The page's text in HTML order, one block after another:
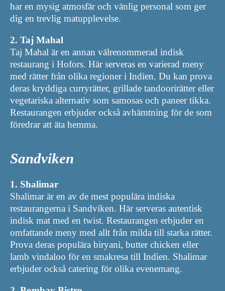
har en mysig atmosfär och vänlig personal som ger
dig en trevlig matupplevelse.
2. Taj Mahal
Taj Mahal är en annan välrenommerad indisk
restaurang i Hofors. Här serveras en varierad meny
med rätter från olika regioner i Indien. Du kan prova
deras kryddiga curryrätter, grillade tandoorirätter eller
vegetariska alternativ som samosas och paneer tikka.
Restaurangen erbjuder också avhämtning för de som
föredrar att äta hemma.
Sandviken
1. Shalimar
Shalimar är en av de mest populära indiska
restaurangerna i Sandviken. Här serveras autentisk
indisk mat med en twist. Restaurangen erbjuder en
omfattande meny med allt från milda till starka rätter.
Prova deras populära biryani, butter chicken eller
lamb vindaloo för en smakresa till Indien. Shalimar
erbjuder också catering för olika evenemang.